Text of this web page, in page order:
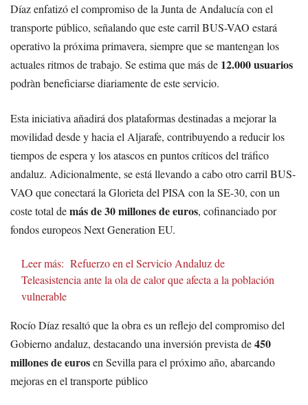
Díaz enfatizó el compromiso de la Junta de Andalucía con el
transporte público, señalando que este carril BUS-VAO estará
operativo la próxima primavera, siempre que se mantengan los
actuales ritmos de trabajo. Se estima que más de 12.000 usuarios
podràn beneficiarse diariamente de este servicio.
Esta iniciativa añadirá dos plataformas destinadas a mejorar la
movilidad desde y hacia el Aljarafe, contribuyendo a reducir los
tiempos de espera y los atascos en puntos críticos del tráfico
andaluz. Adicionalmente, se está llevando a cabo otro carril BUS-
VAO que conectará la Glorieta del PISA con la SE-30, con un
coste total demás de 30 millones de euros, cofinanciado por
fondos europeos Next Generation EU.
Leer más: Refuerzo en el Servicio Andaluz de
Teleasistencia ante la ola de calor que afecta a la población
vulnerable
Rocío Díaz resaltó que la obra es un reflejo del compromiso del
Gobierno andaluz, destacando una inversión prevista de450
millones de eurosen Sevilla para el próximo año, abarcando
mejoras en el transporte público